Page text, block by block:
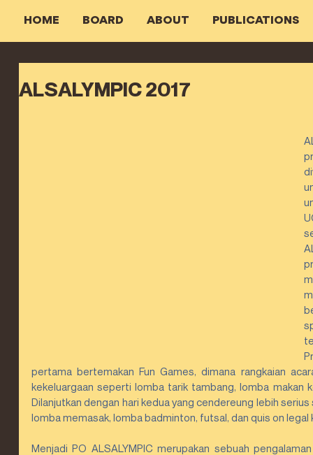
HOME BOARD ABOUT PUBLICATIONS
ALSALYMPIC 2017
pertama bertemakan Fun Games, dimana rangkaian
kekeluargaan seperti lomba tarik tambang, lomba makan
Dilanjutkan dengan hari kedua yang cendereung lebih
lomba memasak, lomba badminton, futsal, dan quis on legal
Menjadi PO ALSALYMPIC merupakan sebuah